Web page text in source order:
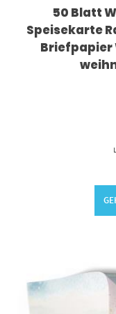
50 Blatt
Speisekarte
Briefpapier